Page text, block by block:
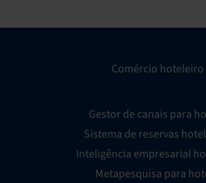
Comércio hoteleiro
Gestor de canais para
Sistema de reservas
Inteligência empresarial
Metapesquisa para